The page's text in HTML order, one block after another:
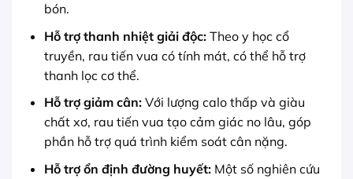
bón.
Hỗ trợ thanh nhiệt giải độc:Theo y học cổ
truyền, rau tiến vua có tính mát, có thể hỗ trợ
thanh lọc cơ thể.
Hỗ trợ giảm cân:Với lượng calo thấp và giàu
chất xơ, rau tiến vua tạo cảm giác no lâu, góp
phần hỗ trợ quá trình kiểm soát cân nặng.
Hỗ trợ ổn định đường huyết:Một số nghiên cứu